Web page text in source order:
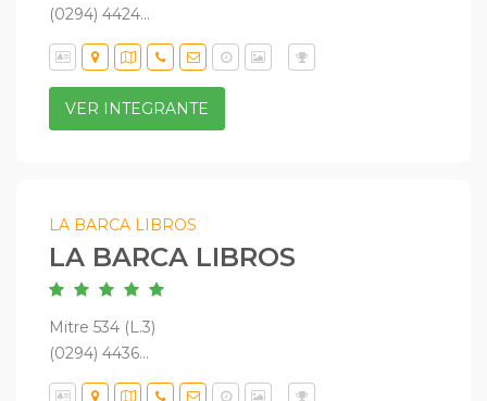
(0294) 4424...
VER INTEGRANTE
LA BARCA LIBROS
LA BARCA LIBROS
Mitre 534 (L.3)
(0294) 4436...